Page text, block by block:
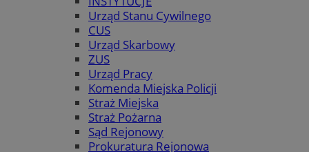
Urząd Stanu Cywilnego
CUS
Urząd Skarbowy
ZUS
Urząd Pracy
Komenda Miejska Policji
Straż Miejska
Straż Pożarna
Sąd Rejonowy
Prokuratura Rejonowa